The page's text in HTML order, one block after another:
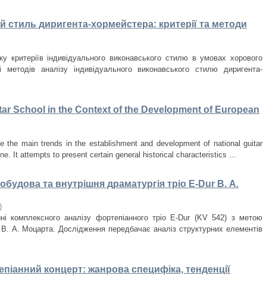
стиль диригента-хормейстера: критерії та методи
критеріїв індивідуального виконавського стилю в умовах хорового
аналізу індивідуального виконавського стилю диригента-
School in the Context of the Development of European
main trends in the establishment and development of national guitar
It attempts to present certain general historical characteristics ...
та внутрішня драматургія тріо E-Dur В. А.
)
комплексного аналізу фортепіанного тріо E-Dur (KV 542) з метою
А. Моцарта. Дослідження передбачає аналіз структурних елементів
концерт: жанрова специфіка, тенденції